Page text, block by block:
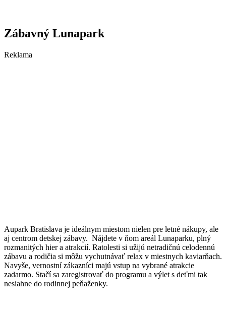
Zábavný Lunapark
Reklama
Aupark Bratislava je ideálnym miestom nielen pre letné nákupy, ale
aj centrom detskej zábavy. Nájdete v ňom areál Lunaparku, plný
rozmanitých hier a atrakcií. Ratolesti si užijú netradičnú celodennú
zábavu a rodičia si môžu vychutnávať relax v miestnych kaviarňach.
Navyše, vernostní zákazníci majú vstup na vybrané atrakcie
zadarmo. Stačí sa zaregistrovať do programu a výlet s deťmi tak
nesiahne do rodinnej peňaženky.